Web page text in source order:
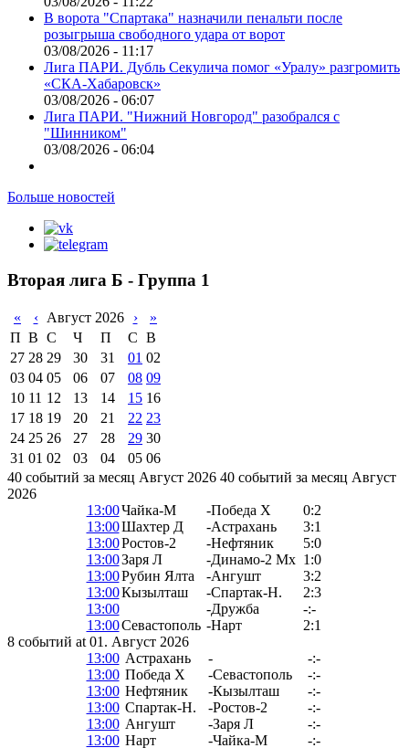
В ворота "Спартака" назначили пенальти после
розыгрыша свободного удара от ворот
03/08/2026 - 11:17
Лига ПАРИ. Дубль Секулича помог «Уралу» разгромить
«СКА-Хабаровск»
03/08/2026 - 06:07
Лига ПАРИ. "Нижний Новгород" разобрался с
"Шинником"
03/08/2026 - 06:04
Больше новостей
Вторая лига Б - Группа 1
« ‹ Август 2026 ›
»
П В С Ч П С В
27 28 29 30 31 01 02
03 04 05 06 07 08 09
10 11 12 13 14 15 16
17 18 19 20 21 22 23
24 25 26 27 28 29 30
31 01 02 03 04 05 06
40 событий за месяц Август 2026 40 событий за месяц Август
2026
13:00Чайка-М -Победа Х
0:2
13:00Шахтер Д -Астрахань
3:1
13:00Ростов-2 -Нефтяник
5:0
13:00Заря Л -Динамо-2 Мх 1:0
13:00Рубин Ялта -Ангушт
3:2
13:00Кызылташ -Спартак-Н.
2:3
13:00
-Дружба
-:-
13:00Севастополь -Нарт
2:1
8 событий at 01. Август 2026
13:00 Астрахань -
-:-
13:00 Победа Х -Севастополь
-:-
13:00 Нефтяник -Кызылташ
-:-
13:00 Спартак-Н. -Ростов-2
-:-
13:00 Ангушт -Заря Л
-:-
13:00 Нарт -Чайка-М
-:-